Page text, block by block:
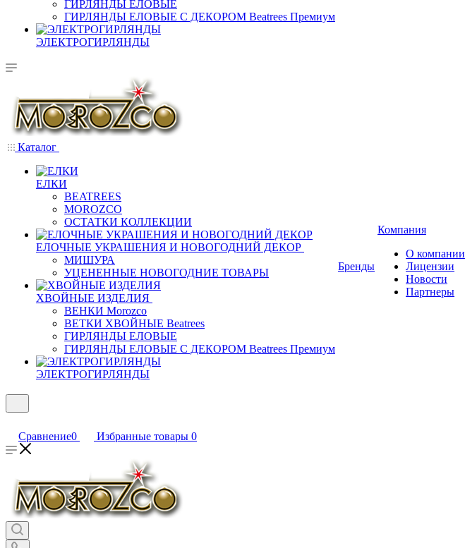
ГИРЛЯНДЫ ЕЛОВЫЕ
ГИРЛЯНДЫ ЕЛОВЫЕ С ДЕКОРОМ Beatrees Премиум
ЭЛЕКТРОГИРЛЯНДЫ
Каталог
ЕЛКИ
BEATREES
MOROZCO
ОСТАТКИ КОЛЛЕКЦИИ
ЕЛОЧНЫЕ УКРАШЕНИЯ И НОВОГОДНИЙ ДЕКОР
МИШУРА
УЦЕНЕННЫЕ НОВОГОДНИЕ ТОВАРЫ
ХВОЙНЫЕ ИЗДЕЛИЯ
ВЕНКИ Morozco
ВЕТКИ ХВОЙНЫЕ Beatrees
ГИРЛЯНДЫ ЕЛОВЫЕ
ГИРЛЯНДЫ ЕЛОВЫЕ С ДЕКОРОМ Beatrees Премиум
ЭЛЕКТРОГИРЛЯНДЫ
Бренды
Компания
О компании
Лицензии
Новости
Партнеры
Сравнение0 Избранные товары 0